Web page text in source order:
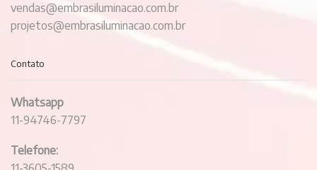
vendas@embrasiluminacao.com.br
projetos@embrasiluminacao.com.br
Contato
Whatsapp
11-94746-7797
Telefone: